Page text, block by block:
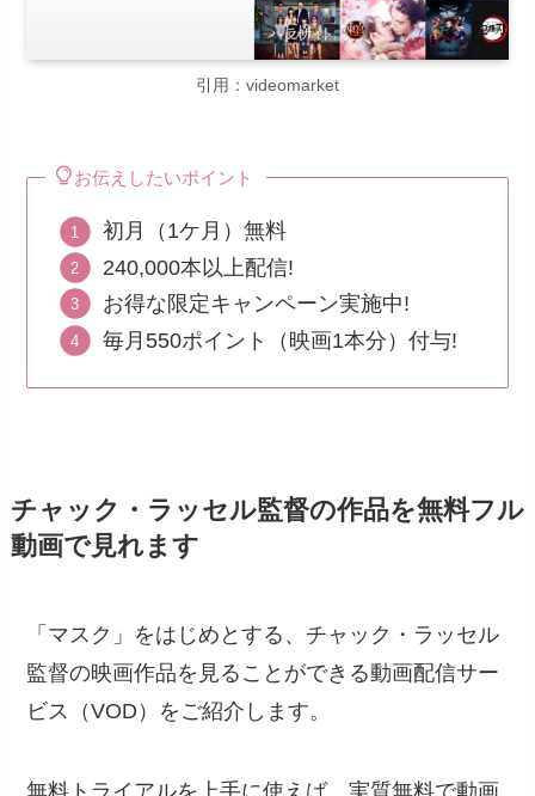
引用：videomarket
お伝えしたいポイント
初月（1ケ月）無料
240,000本以上配信!
お得な限定キャンペーン実施中!
毎月550ポイント（映画1本分）付与!
チャック・ラッセル監督の作品を無料フル
動画で見れます
「マスク」をはじめとする、チャック・ラッセル
監督の映画作品を見ることができる動画配信サー
ビス（VOD）をご紹介します。